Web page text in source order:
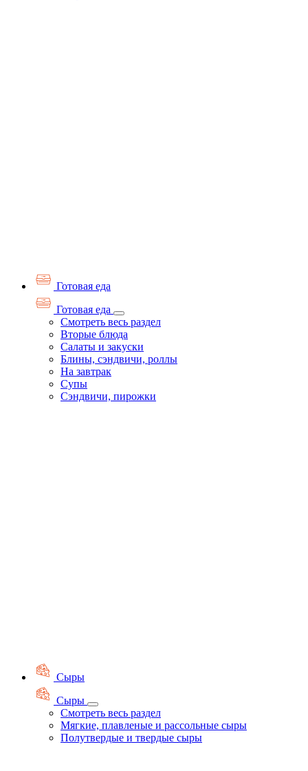
Готовая еда
Готовая еда
Смотреть весь раздел
Вторые блюда
Салаты и закуски
Блины, сэндвичи, роллы
На завтрак
Супы
Сэндвичи, пирожки
Сыры
Сыры
Смотреть весь раздел
Мягкие, плавленые и рассольные сыры
Полутвердые и твердые сыры